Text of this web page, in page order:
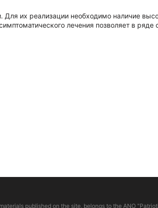
их реализации необходимо наличие
лечения позволяет в ряде
published on the site, belongs to the ANO